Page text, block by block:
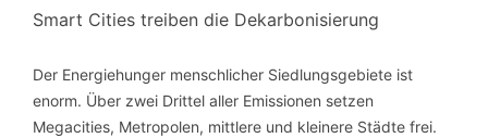
Smart Cities treiben die Dekarbonisierung
Der Energiehunger menschlicher Siedlungsgebiete ist
enorm. Über zwei Drittel aller Emissionen setzen
Megacities, Metropolen, mittlere und kleinere Städte frei.